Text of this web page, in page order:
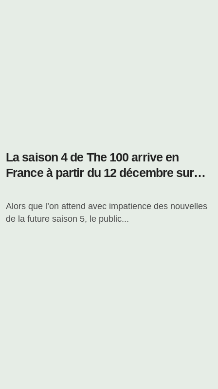
La saison 4 de The 100 arrive en
France à partir du 12 décembre sur
Alors que l’on attend avec impatience des nouvelles
de la future saison 5, le public...